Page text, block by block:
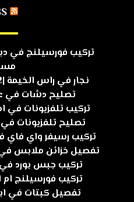
نجار في راس الخيمة |0566713352| نجار ممتاز
تصليح دشات في عجمان
تركيب تلفزيونات في ام
تصليح تلفزيونات في
تركيب رسيفر واي فاي في
تفصيل خزائن ملابس في ام
تركيب جبس بورد في عجمان
تركيب فورسيلنج ام
تفصيل كبتات في ابوظبي